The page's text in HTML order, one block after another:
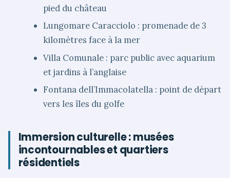
pied du château
Lungomare Caracciolo : promenade de 3
kilomètres face à la mer
Villa Comunale : parc public avec aquarium
et jardins à l’anglaise
Fontana dell’Immacolatella : point de départ
vers les îles du golfe
Immersion culturelle : musées
incontournables et quartiers
résidentiels